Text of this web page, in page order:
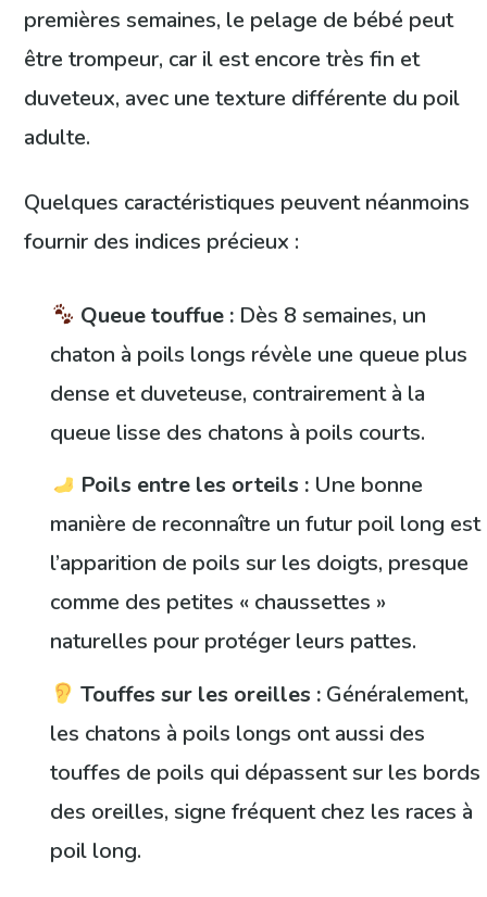
premières semaines, le pelage de bébé peut
être trompeur, car il est encore très fin et
duveteux, avec une texture différente du poil
adulte.
Quelques caractéristiques peuvent néanmoins
fournir des indices précieux :
Queue touffue : Dès 8 semaines, un
chaton à poils longs révèle une queue plus
dense et duveteuse, contrairement à la
queue lisse des chatons à poils courts.
Poils entre les orteils : Une bonne
manière de reconnaître un futur poil long est
l’apparition de poils sur les doigts, presque
comme des petites « chaussettes »
naturelles pour protéger leurs pattes.
Touffes sur les oreilles : Généralement,
les chatons à poils longs ont aussi des
touffes de poils qui dépassent sur les bords
des oreilles, signe fréquent chez les races à
poil long.